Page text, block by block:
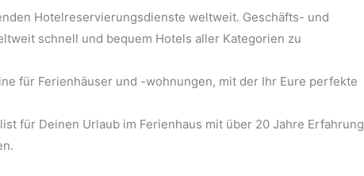
Hotelreservierungsdienste weltweit. Geschäfts- und
schnell und bequem Hotels aller Kategorien zu
für Ferienhäuser und -wohnungen, mit der Ihr Eure perfekte
für Deinen Urlaub im Ferienhaus mit über 20 Jahre Erfahrung